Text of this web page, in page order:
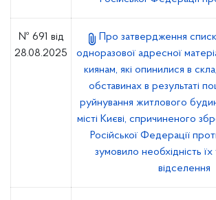
№ 691 від
28.08.2025
Про затвердження
одноразової адресної
киянам, які опинилися в
обставинах в результаті
руйнування житлового
місті Києві, спричиненого
Російської Федерації
зумовило необхідність
відселення